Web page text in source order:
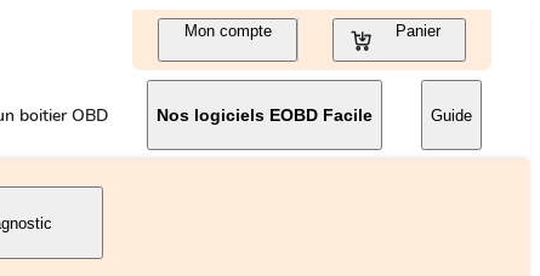
Mon compte Panier
boitier OBD Nos logiciels EOBD Facile Guide